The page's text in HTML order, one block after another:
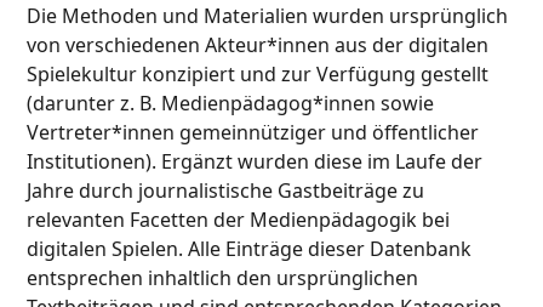
Die Methoden und Materialien wurden ursprünglich
von verschiedenen Akteur*innen aus der digitalen
Spielekultur konzipiert und zur Verfügung gestellt
(darunter z. B. Medienpädagog*innen sowie
Vertreter*innen gemeinnütziger und öffentlicher
Institutionen). Ergänzt wurden diese im Laufe der
Jahre durch journalistische Gastbeiträge zu
relevanten Facetten der Medienpädagogik bei
digitalen Spielen. Alle Einträge dieser Datenbank
entsprechen inhaltlich den ursprünglichen